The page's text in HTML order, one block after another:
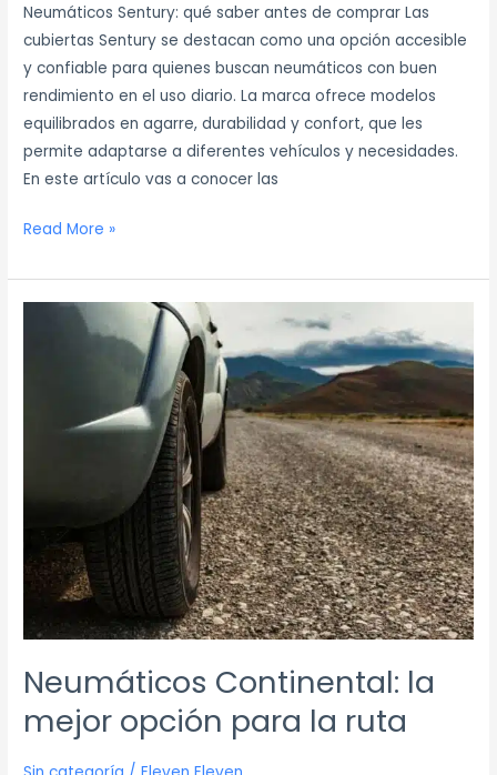
Neumáticos Sentury: qué saber antes de comprar Las
cubiertas Sentury se destacan como una opción accesible
y confiable para quienes buscan neumáticos con buen
rendimiento en el uso diario. La marca ofrece modelos
equilibrados en agarre, durabilidad y confort, que les
permite adaptarse a diferentes vehículos y necesidades.
En este artículo vas a conocer las
Read More »
Neumáticos Continental: la
mejor opción para la ruta
Neumáticos
Continental:
opción